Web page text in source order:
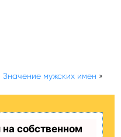
Значение мужских имен »
собственном